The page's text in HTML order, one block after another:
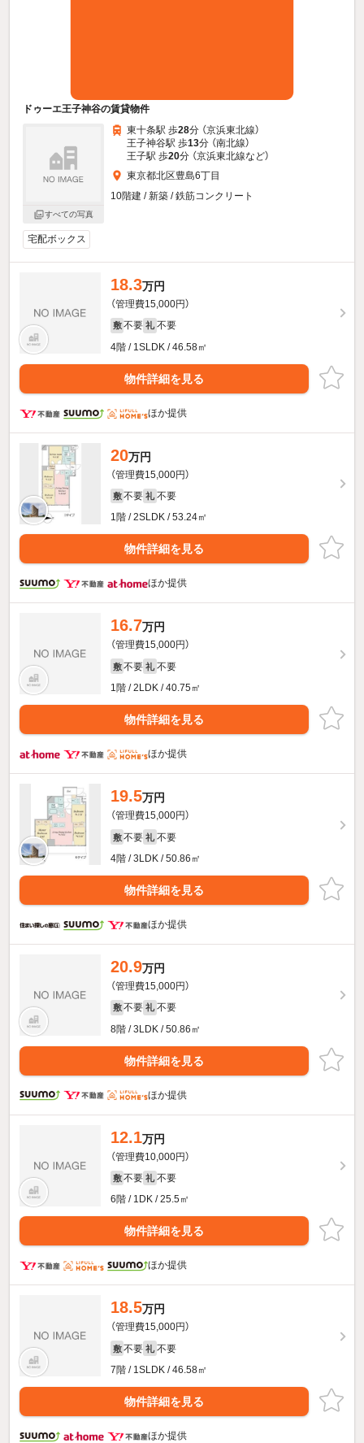
ドゥーエ王子神谷の賃貸物件
すべての写真
東十条駅 歩28分 （京浜東北線）
王子神谷駅 歩13分 （南北線）
王子駅 歩20分 （京浜東北線など）
東京都北区豊島6丁目
10階建 / 新築 / 鉄筋コンクリート
宅配ボックス
18.3万円
（管理費15,000円）
敷 不要 礼 不要
4階 / 1SLDK / 46.58㎡
物件詳細を見る
ほか提供
20万円
（管理費15,000円）
敷 不要 礼 不要
1階 / 2SLDK / 53.24㎡
物件詳細を見る
ほか提供
16.7万円
（管理費15,000円）
敷 不要 礼 不要
1階 / 2LDK / 40.75㎡
物件詳細を見る
ほか提供
19.5万円
（管理費15,000円）
敷 不要 礼 不要
4階 / 3LDK / 50.86㎡
物件詳細を見る
ほか提供
20.9万円
（管理費15,000円）
敷 不要 礼 不要
8階 / 3LDK / 50.86㎡
物件詳細を見る
ほか提供
12.1万円
（管理費10,000円）
敷 不要 礼 不要
6階 / 1DK / 25.5㎡
物件詳細を見る
ほか提供
18.5万円
（管理費15,000円）
敷 不要 礼 不要
7階 / 1SLDK / 46.58㎡
物件詳細を見る
ほか提供